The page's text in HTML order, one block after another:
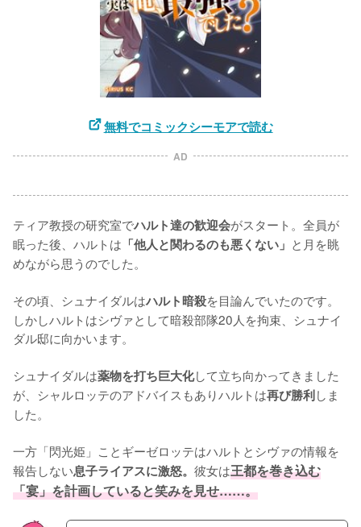
無料でコミックシーモアで読む
AD
ティア教授の研究室でハルト達の歓迎会がスタート。全員が
眠った後、ハルトは 「他人と関わるのも悪くない」 と月を眺
めながら思うのでした。
その頃、シュナイダルはハルト暗殺を目論んでいたのです。
しかしハルトはシヴァとして暗殺部隊20人を拘束、シュナイ
ダル邸に向かいます。
シュナイダルは薬物を打ち巨大化して立ち向かってきました
が、シャルロッテのアドバイスもありハルトは再び勝利しま
した。
一方「閃光姫」ことギーゼロッテはハルトとシヴァの情報を
報告しない息子ライアスに激怒。 彼女は王都を巻き込む
「宴」を計画していると笑みを見せ……。